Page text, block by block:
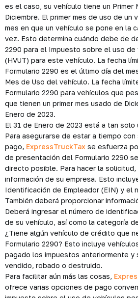
es el caso, su vehículo tiene un Primer
Diciembre. El primer mes de uso de un
mes en que un vehículo se pone en la
vez. Esto determina cuándo debe de
2290 para el Impuesto sobre el uso
(HVUT) para este vehículo. La fecha
Formulario 2290 es el último día del
Mes de Uso del vehículo. La fecha
Formulario 2290 para vehículos que
que tienen un primer mes usado de
Enero de 2023.
El 31 de Enero de 2023 está a tan
Para asegurarse de estar a tiempo con
pago, ExpressTruckTax se esfuerza
de presentación del Formulario 2290
directo posible. Para hacer la
información de su empresa. Esto
Identificación de Empleador (EIN) y el
También deberá proporcionar
Deberá ingresar el número de
de su vehículo, así como la categoría
¿Tiene algún vehículo de crédito que
Formulario 2290? Esto incluye
pagado los impuestos anteriormente y
vendido, robado o destruido.
Para facilitar aún más las cosas,
ofrece varias opciones de pago